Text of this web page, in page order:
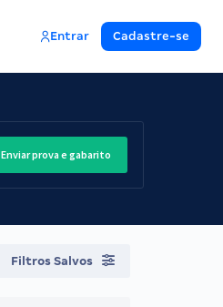
Entrar Cadastre-se
Enviar prova e gabarito
Filtros Salvos